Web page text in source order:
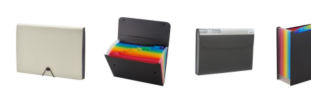
カゴへ カゴへ カ